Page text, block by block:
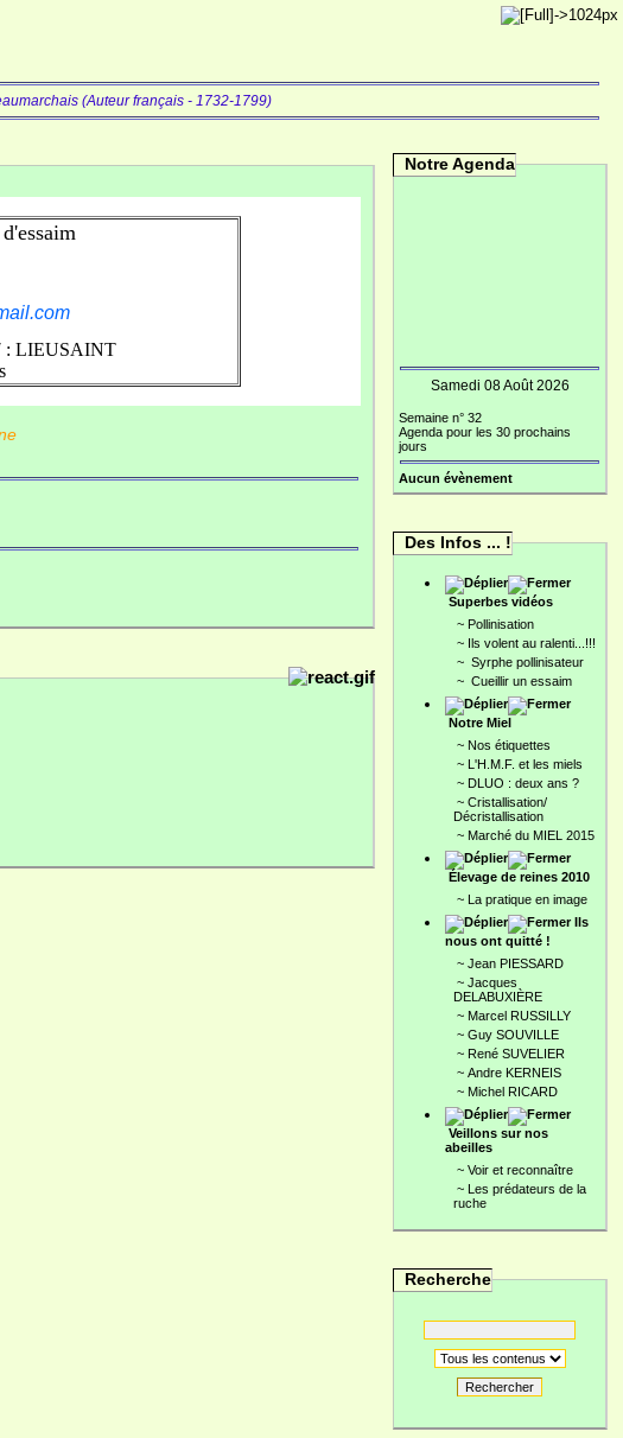
(Auteur français - 1732-1799)
: LIEUSAINT
Notre Agenda
Samedi 08 Août 2026
Semaine n° 32
Agenda pour les 30 prochains
jours
Aucun évènement
Des Infos ... !
Superbes vidéos
~ Pollinisation
~ Ils volent au ralenti...!!!
~ Syrphe pollinisateur
~ Cueillir un essaim
Notre Miel
~ Nos étiquettes
~ L'H.M.F. et les miels
~ DLUO : deux ans ?
~ Cristallisation/
Décristallisation
~ Marché du MIEL 2015
Élevage de reines 2010
~ La pratique en image
Ils
nous ont quitté !
~ Jean PIESSARD
~ Jacques
DELABUXIÈRE
~ Marcel RUSSILLY
~ Guy SOUVILLE
~ René SUVELIER
~ Andre KERNEIS
~ Michel RICARD
Veillons sur nos
abeilles
~ Voir et reconnaître
~ Les prédateurs de la
ruche
Recherche
Rechercher